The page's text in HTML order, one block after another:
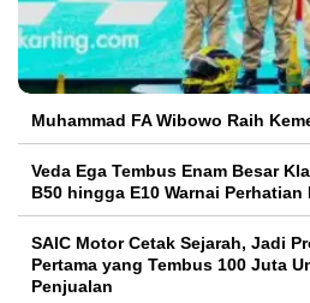
Muhammad FA Wibowo Raih
Veda Ega Tembus Enam Besar
B50 hingga E10 Warnai
SAIC Motor Cetak Sejarah, Jadi
Pertama yang Tembus 100 Juta
Penjualan